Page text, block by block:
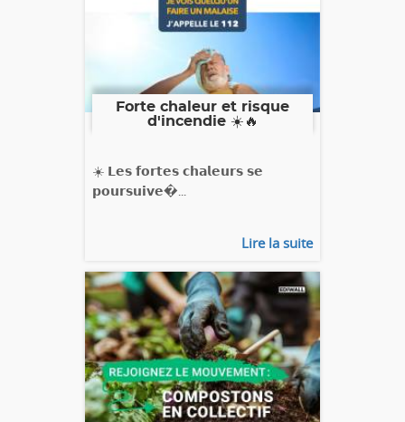
Forte chaleur et risque
d'incendie ☀️🔥
☀️ 𝗟𝗲𝘀 𝗳𝗼𝗿𝘁𝗲𝘀 𝗰𝗵𝗮𝗹𝗲𝘂𝗿𝘀 𝘀𝗲
𝗽𝗼𝘂𝗿𝘀𝘂𝗶𝘃𝗲�...
Lire la suite